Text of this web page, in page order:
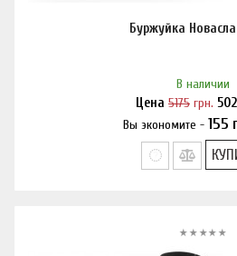
Буржуйка
В наличии
Цена 5175 грн.
Вы экономите - 155
Нашли